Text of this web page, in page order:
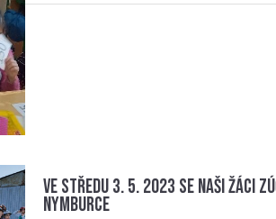
Ve středu 3. 5. 2023 se naši žáci
Nymburce